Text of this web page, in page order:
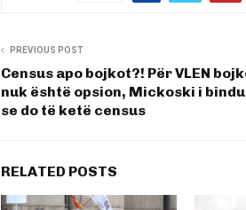
PREVIOUS POST
Census apo bojkot?! Për VLEN
nuk është opsion, Mickoski i
se do të ketë census
RELATED POSTS